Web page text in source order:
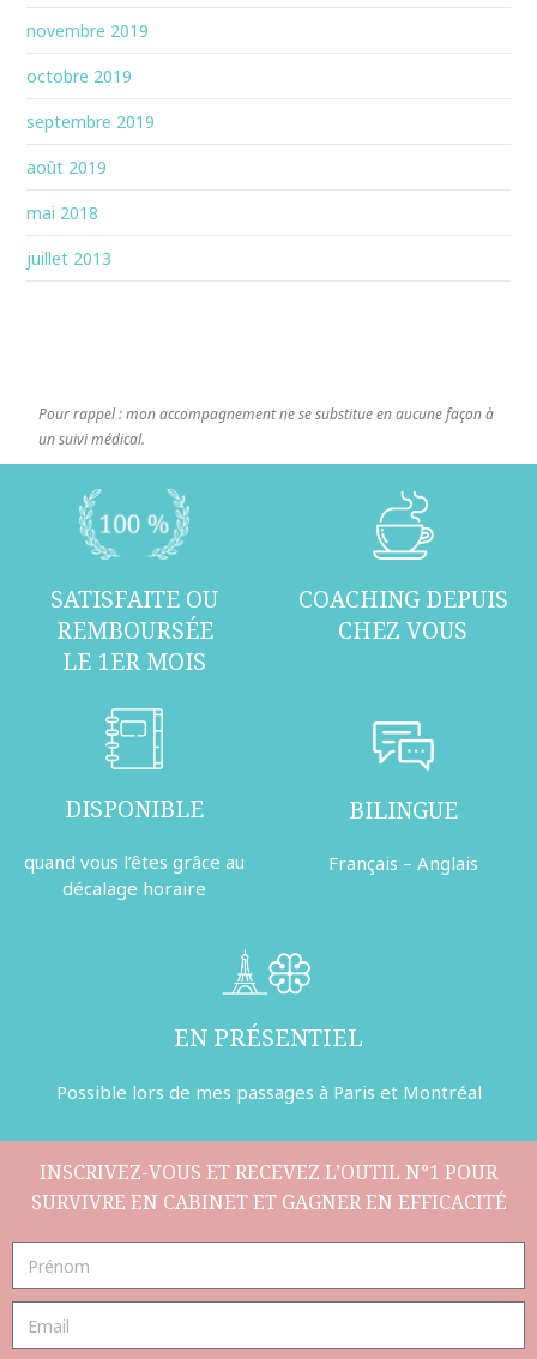
novembre 2019
octobre 2019
septembre 2019
août 2019
mai 2018
juillet 2013
Pour rappel : mon accompagnement ne se substitue en aucune façon à
un suivi médical.
SATISFAITE OU
REMBOURSÉE
LE 1ER MOIS
COACHING DEPUIS
CHEZ VOUS
DISPONIBLE
quand vous l’êtes grâce au
décalage horaire
BILINGUE
Français – Anglais
EN PRÉSENTIEL
Possible lors de mes passages à Paris et Montréal
INSCRIVEZ-VOUS ET RECEVEZ L’OUTIL N°1 POUR
SURVIVRE EN CABINET ET GAGNER EN EFFICACITÉ